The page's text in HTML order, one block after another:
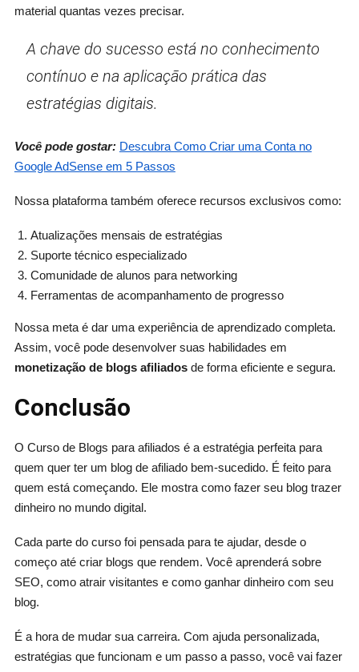
material quantas vezes precisar.
A chave do sucesso está no conhecimento
contínuo e na aplicação prática das
estratégias digitais.
Você pode gostar: Descubra Como Criar uma Conta no
Google AdSense em 5 Passos
Nossa plataforma também oferece recursos exclusivos como:
Atualizações mensais de estratégias
Suporte técnico especializado
Comunidade de alunos para networking
Ferramentas de acompanhamento de progresso
Nossa meta é dar uma experiência de aprendizado completa.
Assim, você pode desenvolver suas habilidades em
monetização de blogs afiliadosde forma eficiente e segura.
Conclusão
O Curso de Blogs para afiliados é a estratégia perfeita para
quem quer ter um blog de afiliado bem-sucedido. É feito para
quem está começando. Ele mostra como fazer seu blog trazer
dinheiro no mundo digital.
Cada parte do curso foi pensada para te ajudar, desde o
começo até criar blogs que rendem. Você aprenderá sobre
SEO, como atrair visitantes e como ganhar dinheiro com seu
blog.
É a hora de mudar sua carreira. Com ajuda personalizada,
estratégias que funcionam e um passo a passo, você vai fazer